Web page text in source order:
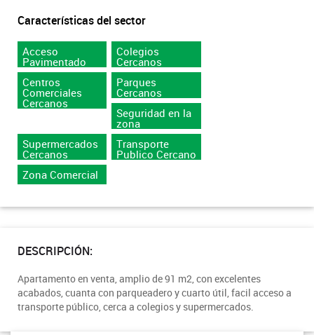
Características del sector
Acceso
Pavimentado
Colegios
Cercanos
Centros
Comerciales
Cercanos
Parques
Cercanos
Seguridad en la
zona
Supermercados
Cercanos
Transporte
Publico Cercano
Zona Comercial
DESCRIPCIÓN:
Apartamento en venta, amplio de 91 m2, con excelentes
acabados, cuanta con parqueadero y cuarto útil, facil acceso a
transporte público, cerca a colegios y supermercados.